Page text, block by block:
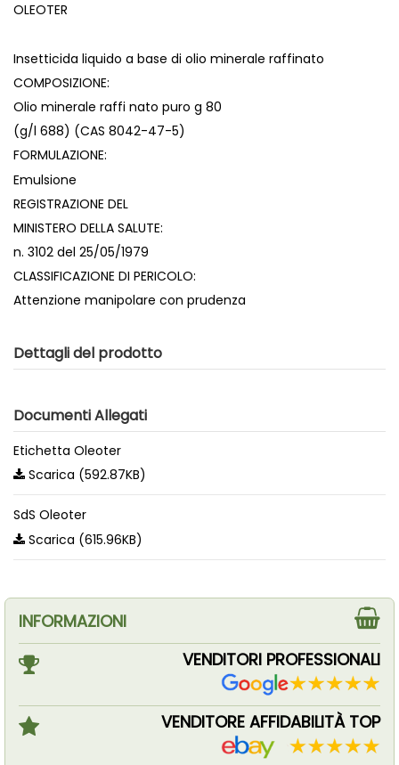
OLEOTER
Insetticida liquido a base di olio minerale raffinato
COMPOSIZIONE:
Olio minerale raffi nato puro g 80
(g/l 688) (CAS 8042-47-5)
FORMULAZIONE:
Emulsione
REGISTRAZIONE DEL
MINISTERO DELLA SALUTE:
n. 3102 del 25/05/1979
CLASSIFICAZIONE DI PERICOLO:
Attenzione manipolare con prudenza
Dettagli del prodotto
Documenti Allegati
Etichetta Oleoter
Scarica (592.87KB)
SdS Oleoter
Scarica (615.96KB)
INFORMAZIONI
VENDITORI PROFESSIONALI
VENDITORE AFFIDABILITÀ TOP